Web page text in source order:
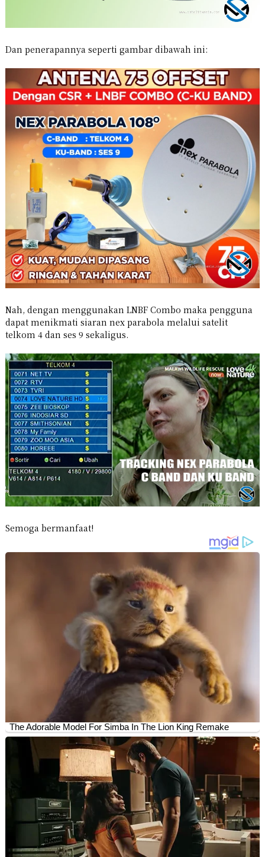
Dan penerapannya seperti gambar dibawah ini:
Nah, dengan menggunakan LNBF Combo maka pengguna
dapat menikmati siaran nex parabola melalui satelit
telkom 4 dan ses 9 sekaligus.
Semoga bermanfaat!